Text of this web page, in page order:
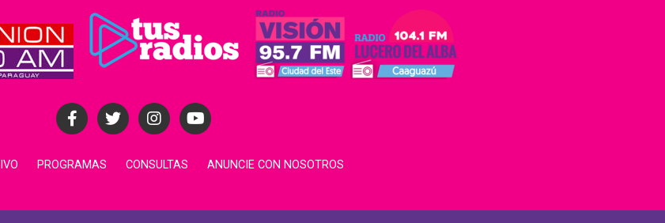
PROGRAMAS CONSULTAS ANUNCIE CON NOSOTROS